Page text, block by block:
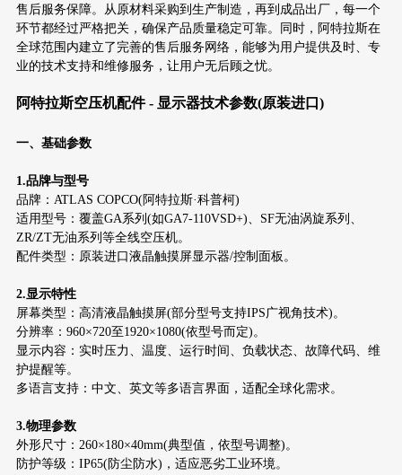
售后服务保障。从原材料采购到生产制造，再到成品出厂，每一个
环节都经过严格把关，确保产品质量稳定可靠。同时，阿特拉斯在
全球范围内建立了完善的售后服务网络，能够为用户提供及时、专
业的技术支持和维修服务，让用户无后顾之忧。
阿特拉斯空压机配件 - 显示器技术参数(原装进口)
一、基础参数
1.品牌与型号
品牌：ATLAS COPCO(阿特拉斯·科普柯)
适用型号：覆盖GA系列(如GA7-110VSD+)、SF无油涡旋系列、
ZR/ZT无油系列等全线空压机。
配件类型：原装进口液晶触摸屏显示器/控制面板。
2.显示特性
屏幕类型：高清液晶触摸屏(部分型号支持IPS广视角技术)。
分辨率：960×720至1920×1080(依型号而定)。
显示内容：实时压力、温度、运行时间、负载状态、故障代码、维
护提醒等。
多语言支持：中文、英文等多语言界面，适配全球化需求。
3.物理参数
外形尺寸：260×180×40mm(典型值，依型号调整)。
防护等级：IP65(防尘防水)，适应恶劣工业环境。